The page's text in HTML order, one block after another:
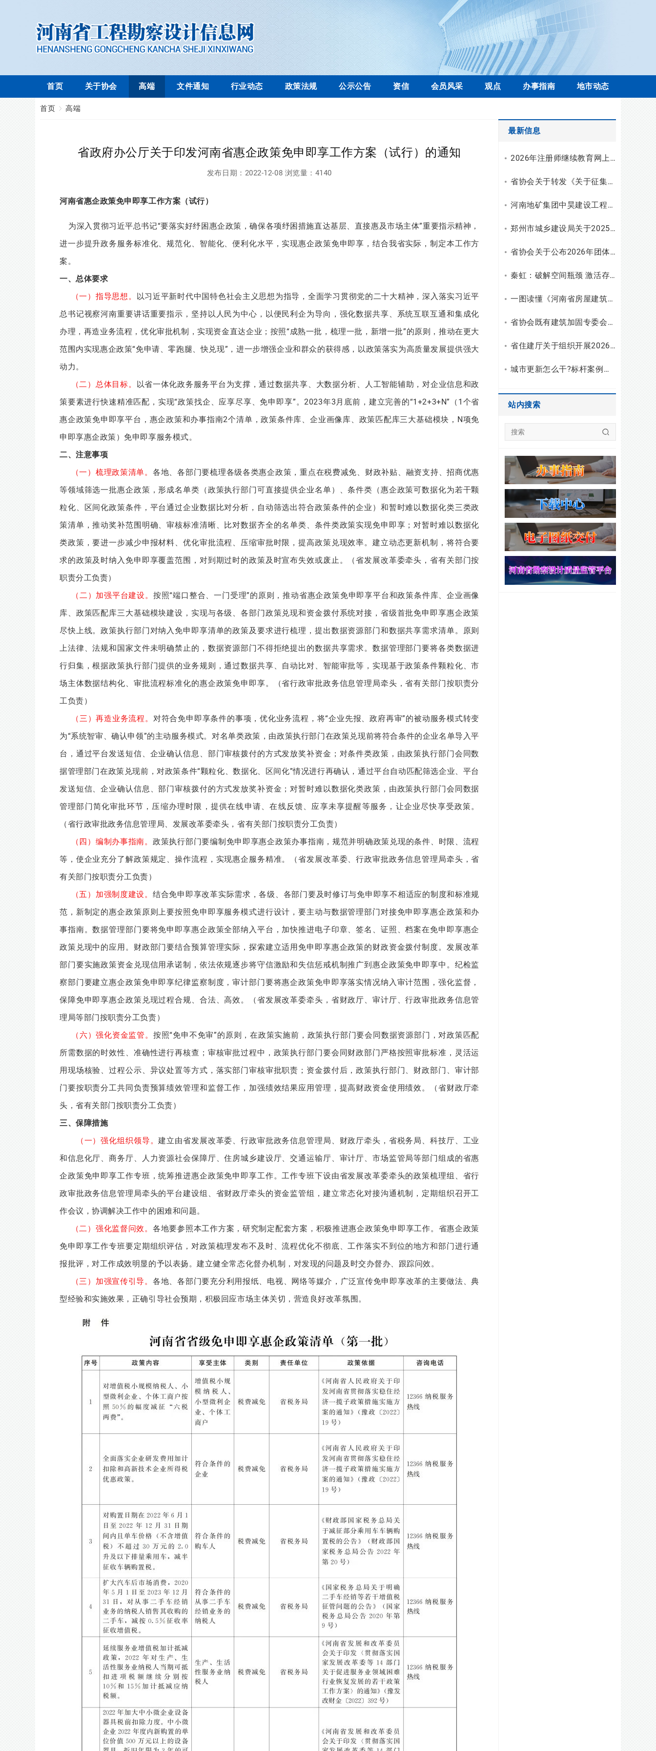
首页 关于协会 高端 文件通知 行业动态 政策法规 公示公告 资信 会员风采 观点 办事指南 地市动态
首页 高端
省政府办公厅关于印发河南省惠企政策免申即享工作方案（试行）的通知
发布日期： 2022-12-08 浏览量： 4140
河南省惠企政策免申即享工作方案（试行）
为深入贯彻习近平总书记“要落实好纾困惠企政策，确保各项纾困措施直达基层、直接惠及市场主体”重要指示精神，
进一步提升政务服务标准化、规范化、智能化、便利化水平，实现惠企政策免申即享，结合我省实际，制定本工作方
案。
一、总体要求
（一）指导思想。 以习近平新时代中国特色社会主义思想为指导，全面学习贯彻党的二十大精神，深入落实习近平
总书记视察河南重要讲话重要指示，坚持以人民为中心，以便民利企为导向，强化数据共享、系统互联互通和集成化
办理，再造业务流程，优化审批机制，实现资金直达企业；按照“成熟一批，梳理一批，新增一批”的原则，推动在更大
范围内实现惠企政策“免申请、零跑腿、快兑现”，进一步增强企业和群众的获得感，以政策落实为高质量发展提供强大
动力。
（二）总体目标。 以省一体化政务服务平台为支撑，通过数据共享、大数据分析、人工智能辅助，对企业信息和政
策要素进行快速精准匹配，实现“政策找企、应享尽享、免申即享”。2023年3月底前，建立完善的“1+2+3+N”（1个省
惠企政策免申即享平台，惠企政策和办事指南2个清单，政策条件库、企业画像库、政策匹配库三大基础模块，N项免
申即享惠企政策）免申即享服务模式。
二、注意事项
（一）梳理政策清单。 各地、各部门要梳理各级各类惠企政策，重点在税费减免、财政补贴、融资支持、招商优惠
等领域筛选一批惠企政策，形成名单类（政策执行部门可直接提供企业名单）、条件类（惠企政策可数据化为若干颗
粒化、区间化政策条件，平台通过企业数据比对分析，自动筛选出符合政策条件的企业）和暂时难以数据化类三类政
策清单，推动奖补范围明确、审核标准清晰、比对数据齐全的名单类、条件类政策实现免申即享；对暂时难以数据化
类政策，要进一步减少申报材料、优化审批流程、压缩审批时限，提高政策兑现效率。建立动态更新机制，将符合要
求的政策及时纳入免申即享覆盖范围，对到期过时的政策及时宣布失效或废止。（省发展改革委牵头，省有关部门按
职责分工负责）
（二）加强平台建设。 按照“端口整合、一门受理”的原则，推动省惠企政策免申即享平台和政策条件库、企业画像
库、政策匹配库三大基础模块建设，实现与各级、各部门政策兑现和资金拨付系统对接，省级首批免申即享惠企政策
尽快上线。政策执行部门对纳入免申即享清单的政策及要求进行梳理，提出数据资源部门和数据共享需求清单。原则
上法律、法规和国家文件未明确禁止的，数据资源部门不得拒绝提出的数据共享需求。数据管理部门要将各类数据进
行归集，根据政策执行部门提供的业务规则，通过数据共享、自动比对、智能审批等，实现基于政策条件颗粒化、市
场主体数据结构化、审批流程标准化的惠企政策免申即享。（省行政审批政务信息管理局牵头，省有关部门按职责分
工负责）
（三）再造业务流程。 对符合免申即享条件的事项，优化业务流程，将“企业先报、政府再审”的被动服务模式转变
为“系统智审、确认申领”的主动服务模式。对名单类政策，由政策执行部门在政策兑现前将符合条件的企业名单导入平
台，通过平台发送短信、企业确认信息、部门审核拨付的方式发放奖补资金；对条件类政策，由政策执行部门会同数
据管理部门在政策兑现前，对政策条件“颗粒化、数据化、区间化”情况进行再确认，通过平台自动匹配筛选企业、平台
发送短信、企业确认信息、部门审核拨付的方式发放奖补资金；对暂时难以数据化类政策，由政策执行部门会同数据
管理部门简化审批环节，压缩办理时限，提供在线申请、在线反馈、应享未享提醒等服务，让企业尽快享受政策。
（省行政审批政务信息管理局、发展改革委牵头，省有关部门按职责分工负责）
（四）编制办事指南。 政策执行部门要编制免申即享惠企政策办事指南，规范并明确政策兑现的条件、时限、流程
等，使企业充分了解政策规定、操作流程，实现惠企服务精准。（省发展改革委、行政审批政务信息管理局牵头，省
有关部门按职责分工负责）
（五）加强制度建设。 结合免申即享改革实际需求，各级、各部门要及时修订与免申即享不相适应的制度和标准规
范，新制定的惠企政策原则上要按照免申即享服务模式进行设计，要主动与数据管理部门对接免申即享惠企政策和办
事指南。数据管理部门要将免申即享惠企政策全部纳入平台，加快推进电子印章、签名、证照、档案在免申即享惠企
政策兑现中的应用。财政部门要结合预算管理实际，探索建立适用免申即享惠企政策的财政资金拨付制度。发展改革
部门要实施政策资金兑现信用承诺制，依法依规逐步将守信激励和失信惩戒机制推广到惠企政策免申即享中。纪检监
察部门要建立惠企政策免申即享纪律监察制度，审计部门要将惠企政策免申即享落实情况纳入审计范围，强化监督，
保障免申即享惠企政策兑现过程合规、合法、高效。（省发展改革委牵头，省财政厅、审计厅、行政审批政务信息管
理局等部门按职责分工负责）
（六）强化资金监管。 按照“免申不免审”的原则，在政策实施前，政策执行部门要会同数据资源部门，对政策匹配
所需数据的时效性、准确性进行再核查；审核审批过程中，政策执行部门要会同财政部门严格按照审批标准，灵活运
用现场核验、过程公示、异议处置等方式，落实部门审核审批职责；资金拨付后，政策执行部门、财政部门、审计部
门要按职责分工共同负责预算绩效管理和监督工作，加强绩效结果应用管理，提高财政资金使用绩效。（省财政厅牵
头，省有关部门按职责分工负责）
三、保障措施
（一）强化组织领导。建立由省发展改革委、行政审批政务信息管理局、财政厅牵头，省税务局、科技厅、工业
和信息化厅、商务厅、人力资源社会保障厅、住房城乡建设厅、交通运输厅、审计厅、市场监管局等部门组成的省惠
企政策免申即享工作专班，统筹推进惠企政策免申即享工作。工作专班下设由省发展改革委牵头的政策梳理组、省行
政审批政务信息管理局牵头的平台建设组、省财政厅牵头的资金监管组，建立常态化对接沟通机制，定期组织召开工
作会议，协调解决工作中的困难和问题。
（二）强化监督问效。 各地要参照本工作方案，研究制定配套方案，积极推进惠企政策免申即享工作。省惠企政策
免申即享工作专班要定期组织评估，对政策梳理发布不及时、流程优化不彻底、工作落实不到位的地方和部门进行通
报批评，对工作成效明显的予以表扬。建立健全常态化督办机制，对发现的问题及时交办督办、跟踪问效。
（三）加强宣传引导。 各地、各部门要充分利用报纸、电视、网络等媒介，广泛宣传免申即享改革的主要做法、典
型经验和实施效果，正确引导社会预期，积极回应市场主体关切，营造良好改革氛围。
最新信息
2026年注册师继续教育网上学习操作流程
省协会关于转发《关于征集工程勘察设计行业科技创新案例的通知》的通知
河南地矿集团中昊建设工程有限公司资质升级，综合技术服务实力再上新台阶
郑州市城乡建设局关于2025年工程勘察设计统计调查有关情况的通报
省协会关于公布2026年团体标准（设计）立项和复审结果的通知
秦虹：破解空间瓶颈 激活存量潜能
一图读懂《河南省房屋建筑安全使用指南（试行）》
省协会既有建筑加固专委会召开2026年二季度主任会议
省住建厅关于组织开展2026年度勘察设计行业“双随机、一公开”检查的通知
城市更新怎么干?标杆案例拆解与建筑企业破局之路
站内搜索